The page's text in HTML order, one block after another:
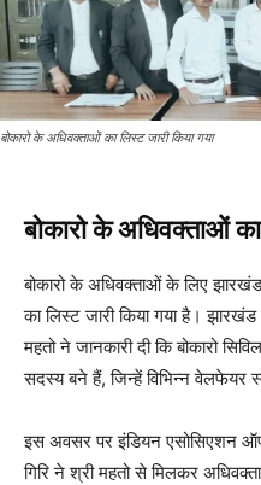
बोकारो के अधिवक्ताओं का लिस्ट जारी किया गया
बोकारो के अधिवक्ताओं का
बोकारो के अधिवक्ताओं के लिए
का लिस्ट जारी किया गया है।
महतो ने जानकारी दी कि बोकारो
सदस्य बने हैं, जिन्हें विभिन्न वेलफेयर
इस अवसर पर इंडियन एसोसिएशन
गिरि ने श्री महतो से मिलकर